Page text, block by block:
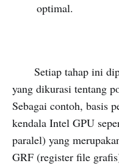
optimal.
Setiap tahap ini
yang dikurasi tentang
Sebagai contoh, basis
kendala Intel GPU
paralel) yang
GRF (register file